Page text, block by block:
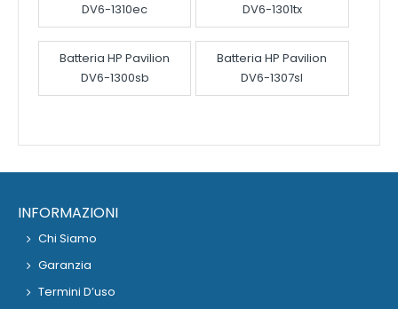
DV6-1310ec
DV6-1301tx
Batteria HP Pavilion
DV6-1300sb
Batteria HP Pavilion
DV6-1307sl
INFORMAZIONI
Chi Siamo
Garanzia
Termini D’uso